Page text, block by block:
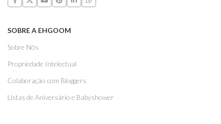
SOBRE A EHGOOM
Sobre Nós
Propriedade Intelectual
Colaboração com Bloggers
Listas de Aniversário e Babyshower